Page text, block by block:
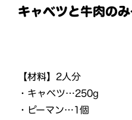
キャベツと牛肉の
【材料】 2人分
・キャベツ…250g
・ピーマン…1個